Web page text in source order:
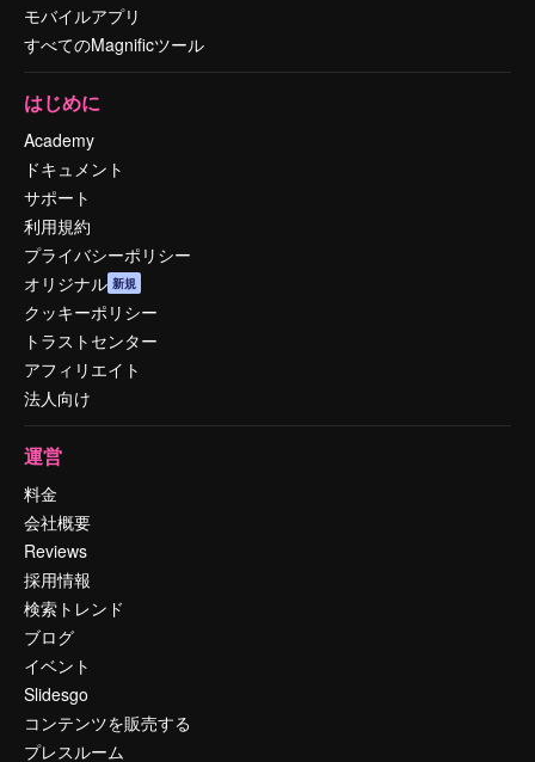
モバイルアプリ
すべてのMagnificツール
はじめに
Academy
ドキュメント
サポート
利用規約
プライバシーポリシー
オリジナル 新規
クッキーポリシー
トラストセンター
アフィリエイト
法人向け
運営
料金
会社概要
Reviews
採用情報
検索トレンド
ブログ
イベント
Slidesgo
コンテンツを販売する
プレスルーム